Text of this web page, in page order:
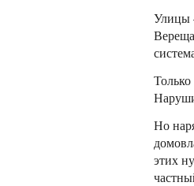
Улицы
Но
этих